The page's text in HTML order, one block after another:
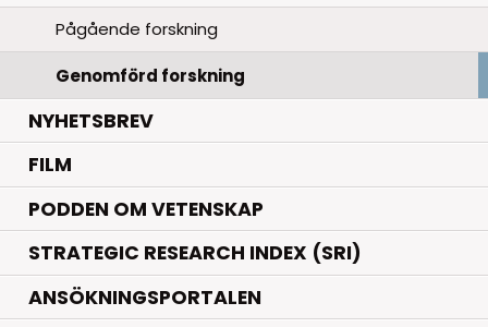
Pågående forskning
Genomförd forskning
NYHETSBREV
FILM
PODDEN OM VETENSKAP
STRATEGIC RESEARCH INDEX (SRI)
ANSÖKNINGSPORTALEN